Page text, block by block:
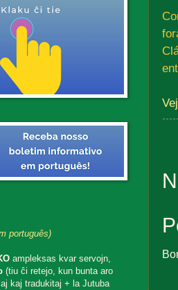
português)
ampleksas kvar servojn,
(tiu ĉi retejo, kun bunta aro
kaj tradukitaj + la Jutuba